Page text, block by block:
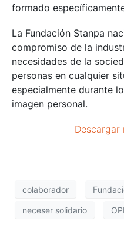
formado
La Fundación Stanpa
compromiso de la
necesidades de la
personas en cualquier
especialmente durante
imagen personal.
Descargar
colaborador
neceser solidario OPI